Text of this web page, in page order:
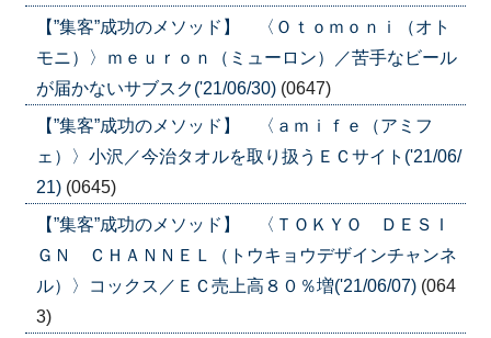
【”集客”成功のメソッド】 〈Ｏｔｏｍｏｎｉ（オト
モニ）〉ｍｅｕｒｏｎ（ミューロン）／苦手なビール
が届かないサブスク('21/06/30) (0647)
【”集客”成功のメソッド】 〈ａｍｉｆｅ（アミフ
ェ）〉小沢／今治タオルを取り扱うＥＣサイト('21/06/
21) (0645)
【”集客”成功のメソッド】 〈ＴＯＫＹＯ ＤＥＳＩ
ＧＮ ＣＨＡＮＮＥＬ（トウキョウデザインチャンネ
ル）〉コックス／ＥＣ売上高８０％増('21/06/07) (064
3)